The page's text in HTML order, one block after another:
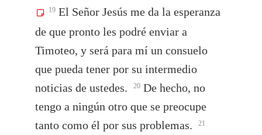
19 El Señor Jesús me da la esperanza
de que pronto les podré enviar a
Timoteo, y será para mí un consuelo
que pueda tener por su intermedio
noticias de ustedes.
20 De hecho, no
tengo a ningún otro que se preocupe
tanto como él por sus problemas.
21